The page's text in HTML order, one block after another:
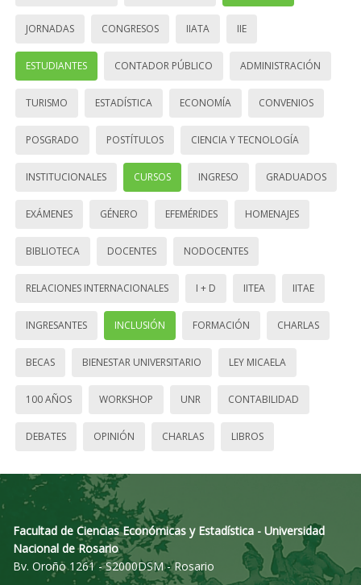
JORNADAS CONGRESOS IIATA IIE
ESTUDIANTES CONTADOR PÚBLICO ADMINISTRACIÓN
TURISMO ESTADÍSTICA ECONOMÍA CONVENIOS
POSGRADO POSTÍTULOS CIENCIA Y TECNOLOGÍA
INSTITUCIONALES CURSOS INGRESO GRADUADOS
EXÁMENES GÉNERO EFEMÉRIDES HOMENAJES
BIBLIOTECA DOCENTES NODOCENTES
RELACIONES INTERNACIONALES I + D IITEA IITAE
INGRESANTES INCLUSIÓN FORMACIÓN CHARLAS
BECAS BIENESTAR UNIVERSITARIO LEY MICAELA
100 AÑOS WORKSHOP UNR CONTABILIDAD
DEBATES OPINIÓN CHARLAS LIBROS
Facultad de Ciencias Económicas y Estadística - Universidad
Nacional de Rosario
Bv. Oroño 1261 - S2000DSM - Rosario